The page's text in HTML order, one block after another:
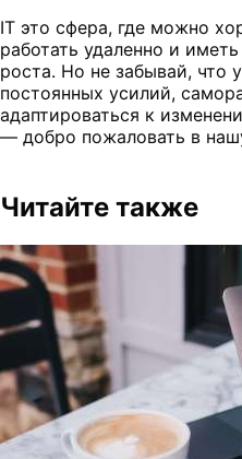
IT это сфера, где можно
работать удаленно и
роста. Но не забывай, что
постоянных усилий,
адаптироваться к
— добро пожаловать в
Читайте также